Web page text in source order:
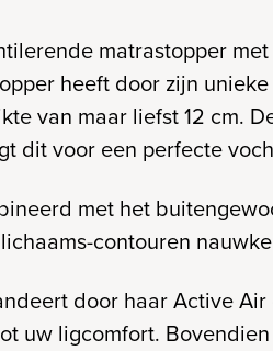
matrastopper
heeft door zijn
van maar liefst 12 cm.
dit voor een perfecte
met het
contouren
door haar Active
uw ligcomfort.